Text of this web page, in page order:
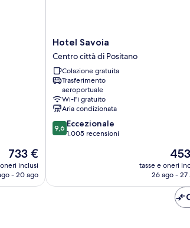
Il
prezzo
attuale
733 €
inclusi
- 20 ago
Hotel
Savoia
Centro
città
di
Positano
Hotel Savoia
Centro città di Positano
Colazione gratuita
Trasferimento
aeroportuale
Wi-Fi gratuito
Aria condizionata
9.6
su
9,6 Eccezionale
1.005 recensioni
Il
453 €
tasse e oneri
26 ago - 27